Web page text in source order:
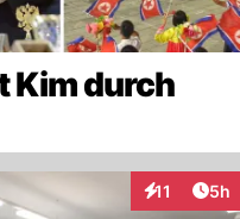
Kim durch
11 5h